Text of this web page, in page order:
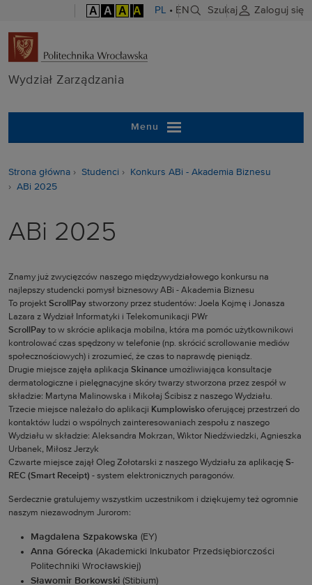
A A A A PL • EN Szukaj Zaloguj się
Wydział
Wydział Zarządzania
Menu
Strona główna Studenci
Konkurs ABi - Akademia Biznesu
ABi 2025
ABi 2025
Znamy już zwycięzców naszego międzywydziałowego konkursu na
najlepszy studencki pomysł biznesowy ABi - Akademia Biznesu
To projekt ScrollPay stworzony przez studentów: Joela Kojmę i Jonasza
Lazara z Wydział Informatyki i Telekomunikacji PWr
ScrollPay to w skrócie aplikacja mobilna, która ma pomóc użytkownikowi
kontrolować czas spędzony w telefonie (np. skrócić scrollowanie mediów
społecznościowych) i zrozumieć, że czas to naprawdę pieniądz.
Drugie miejsce zajęła aplikacja Skinance umożliwiająca konsultacje
dermatologiczne i pielęgnacyjne skóry twarzy stworzona przez zespół w
składzie: Martyna Malinowska i Mikołaj Ścibisz z naszego Wydziału.
Trzecie miejsce należało do aplikacji Kumplowisko oferującej przestrzeń do
kontaktów ludzi o wspólnych zainteresowaniach zespołu z naszego
Wydziału w składzie: Aleksandra Mokrzan, Wiktor Niedźwiedzki, Agnieszka
Urbanek, Miłosz Jerzyk
Czwarte miejsce zajął Oleg Zołotarski z naszego Wydziału za aplikację S-
REC (Smart Receipt) - system elektronicznych paragonów.
Serdecznie gratulujemy wszystkim uczestnikom i dziękujemy też ogromnie
naszym niezawodnym Jurorom:
Magdalena Szpakowska (EY)
Anna Górecka (Akademicki Inkubator Przedsiębiorczości
Politechniki Wrocławskiej)
Sławomir Borkowski (Stibium)